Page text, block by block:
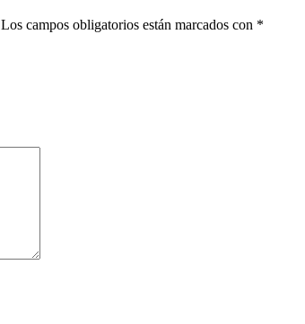
Los campos obligatorios están marcados con *